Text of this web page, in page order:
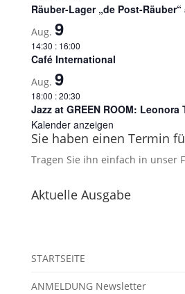
Räuber-Lager „de Post-
Aug. 9
14:30 : 16:00
Café International
Aug. 9
18:00 :20:30
Jazz at GREEN ROOM:
Kalender anzeigen
Sie haben einen Termin
Tragen Sie ihn einfach in unser
Aktuelle Ausgabe
STARTSEITE
ANMELDUNG Newsletter